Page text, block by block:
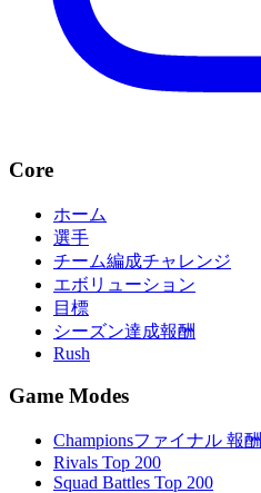
Core
ホーム
選手
チーム編成チャレンジ
エボリューション
目標
シーズン達成報酬
Rush
Game Modes
Championsファイナル 報酬
Rivals Top 200
Squad Battles Top 200